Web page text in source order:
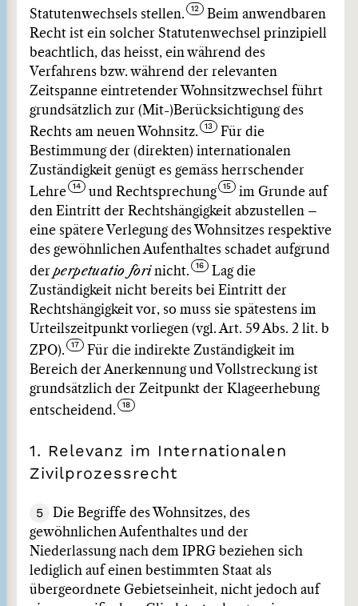
Statutenwechsels stellen.
Beim anwendbaren
Recht ist ein solcher Statutenwechsel prinzipiell
beachtlich, das heisst, ein während des
Verfahrens bzw. während der relevanten
Zeitspanne eintretender Wohnsitzwechsel führt
grundsätzlich zur (Mit-)Berücksichtigung des
Rechts am neuen Wohnsitz.
Für die
Bestimmung der (direkten) internationalen
Zuständigkeit genügt es gemäss herrschender
Lehre
und Rechtsprechung
im Grunde auf
den Eintritt der Rechtshängigkeit abzustellen –
eine spätere Verlegung des Wohnsitzes respektive
des gewöhnlichen Aufenthaltes schadet aufgrund
der perpetuatio fori nicht.
Lag die
Zuständigkeit nicht bereits bei Eintritt der
Rechtshängigkeit vor, so muss sie spätestens im
Urteilszeitpunkt vorliegen (vgl. Art. 59 Abs. 2 lit. b
ZPO).
Für die indirekte Zuständigkeit im
Bereich der Anerkennung und Vollstreckung ist
grundsätzlich der Zeitpunkt der Klageerhebung
entscheidend.
1. Relevanz im Internationalen
Zivilprozessrecht
5
Die Begriffe des Wohnsitzes, des
gewöhnlichen Aufenthaltes und der
Niederlassung nach dem IPRG beziehen sich
lediglich auf einen bestimmten Staat als
übergeordnete Gebietseinheit, nicht jedoch auf